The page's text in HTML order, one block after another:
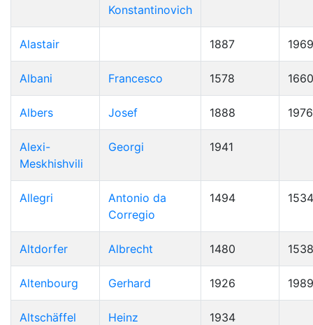
Konstantinovich
Alastair 1887 1969
Albani Francesco 1578 1660
Albers Josef 1888 1976
Alexi-
Meskhishvili
Georgi 1941
Allegri
Antonio da
Corregio
1494 1534
Altdorfer Albrecht 1480 1538
Altenbourg Gerhard 1926 1989
Altschäffel Heinz 1934